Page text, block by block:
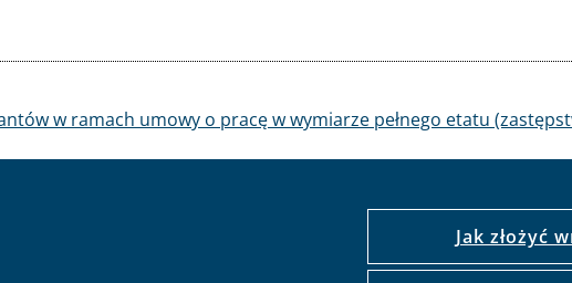
w ramach umowy o pracę w wymiarze pełnego etatu
Jak złożyć